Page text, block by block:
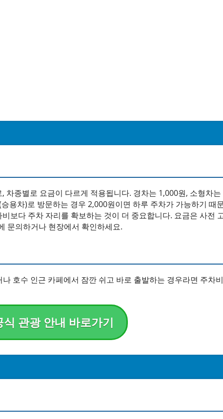
종별로 요금이 다르게 적용됩니다. 경차는 1,000원, 소형차
용차)로 방문하는 경우 2,000원이면 하루 주차가 가능하기 때
보다 주차 자리를 확보하는 것이 더 중요합니다. 요금은 사전
문의하거나 현장에서 확인하세요.
호수 인근 카페에서 잠깐 쉬고 바로 출발하는 경우라면 주차
관광 안내 바로가기